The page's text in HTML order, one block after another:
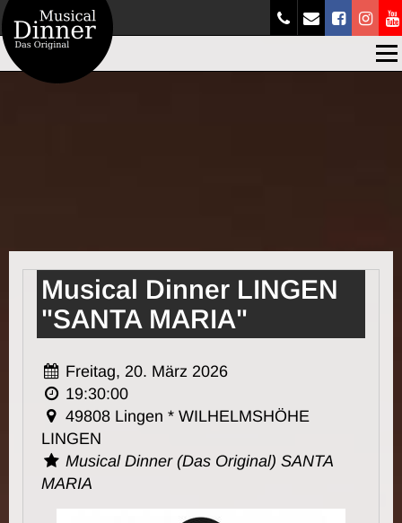
Musical Dinner LINGEN
"SANTA MARIA"
Freitag, 20. März 2026
19:30:00
49808 Lingen * WILHELMSHÖHE
LINGEN
Musical Dinner (Das Original) SANTA
MARIA